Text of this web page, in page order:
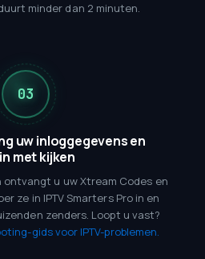
minder dan 2 minuten.
uw inloggegevens en
met kijken
u uw Xtream Codes en
ze in IPTV Smarters Pro in en
zenders. Loopt u vast?
gids voor IPTV-problemen.